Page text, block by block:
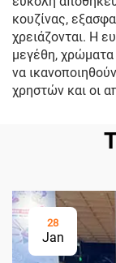
κουζίνας,
χρειάζονται. Η
μεγέθη,
να
χρηστών και οι
28
Jan